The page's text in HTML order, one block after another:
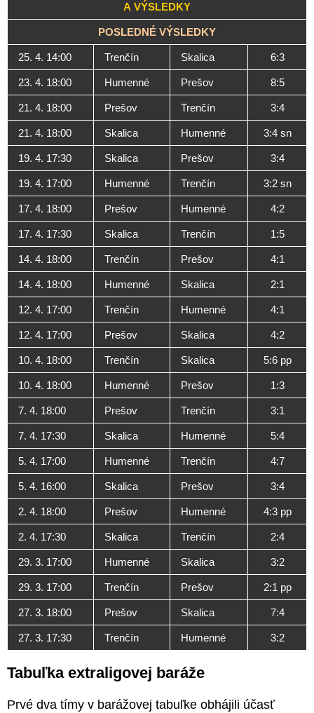
A VÝSLEDKY
POSLEDNÉ VÝSLEDKY
25. 4. 14:00 Trenčín Skalica 6:3
23. 4. 18:00 Humenné Prešov 8:5
21. 4. 18:00 Prešov Trenčín 3:4
21. 4. 18:00 Skalica Humenné 3:4 sn
19. 4. 17:30 Skalica Prešov 3:4
19. 4. 17:00 Humenné Trenčín 3:2 sn
17. 4. 18:00 Prešov Humenné 4:2
17. 4. 17:30 Skalica Trenčín 1:5
14. 4. 18:00 Trenčín Prešov 4:1
14. 4. 18:00 Humenné Skalica 2:1
12. 4. 17:00 Trenčín Humenné 4:1
12. 4. 17:00 Prešov Skalica 4:2
10. 4. 18:00 Trenčín Skalica 5:6 pp
10. 4. 18:00 Humenné Prešov 1:3
7. 4. 18:00 Prešov Trenčín 3:1
7. 4. 17:30 Skalica Humenné 5:4
5. 4. 17:00 Humenné Trenčín 4:7
5. 4. 16:00 Skalica Prešov 3:4
2. 4. 18:00 Prešov Humenné 4:3 pp
2. 4. 17:30 Skalica Trenčín 2:4
29. 3. 17:00 Humenné Skalica 3:2
29. 3. 17:00 Trenčín Prešov 2:1 pp
27. 3. 18:00 Prešov Skalica 7:4
27. 3. 17:30 Trenčín Humenné 3:2
Tabuľka extraligovej baráže
Prvé dva tímy v barážovej tabuľke obhájili účasť